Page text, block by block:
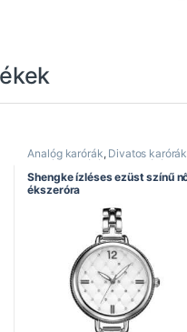
Analóg karórák, Divatos karórák
Elegáns karórák
Női karórák
Shengke óra
Shengke ízléses ezüst színű
ékszeróra